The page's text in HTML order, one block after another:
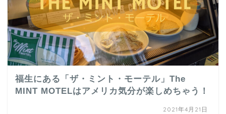
福生にある「ザ・ミント・モーテル」The
MINT MOTELはアメリカ気分が楽しめちゃう！
2021年4月21日